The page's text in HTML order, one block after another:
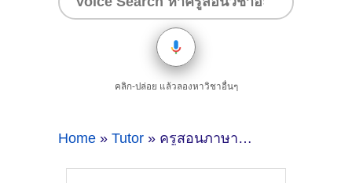
คลิก-ปล่อย แล้วลองหาวิชาอื่นๆ
Home » Tutor » ครูสอนภาษาเกาหลีตัวต่อตัว